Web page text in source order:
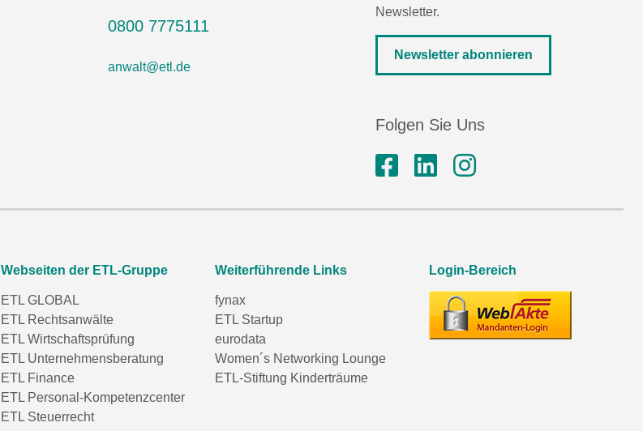
0800 7775111
anwalt@etl.de
Newsletter.
Newsletter abonnieren
Folgen Sie Uns
Webseiten der ETL-Gruppe
ETL GLOBAL
ETL Rechtsanwälte
ETL Wirtschaftsprüfung
ETL Unternehmensberatung
ETL Finance
ETL Personal-Kompetenzcenter
ETL Steuerrecht
Weiterführende Links
fynax
ETL Startup
eurodata
Women´s Networking Lounge
ETL-Stiftung Kinderträume
Login-Bereich